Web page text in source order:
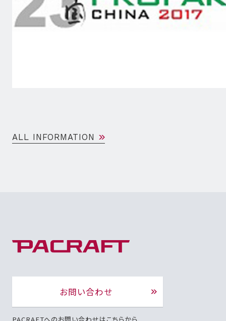
ALL INFORMATION
お問い合わせ
PACRAFTへのお問い合わせはこちらから